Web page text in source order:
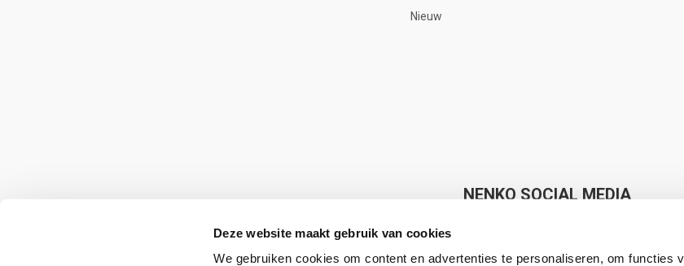
Deze website maakt gebruik van cookies
We gebruiken cookies om content en advertenties te personaliseren, om functies
Nieuw
NENKO SOCIAL MEDIA